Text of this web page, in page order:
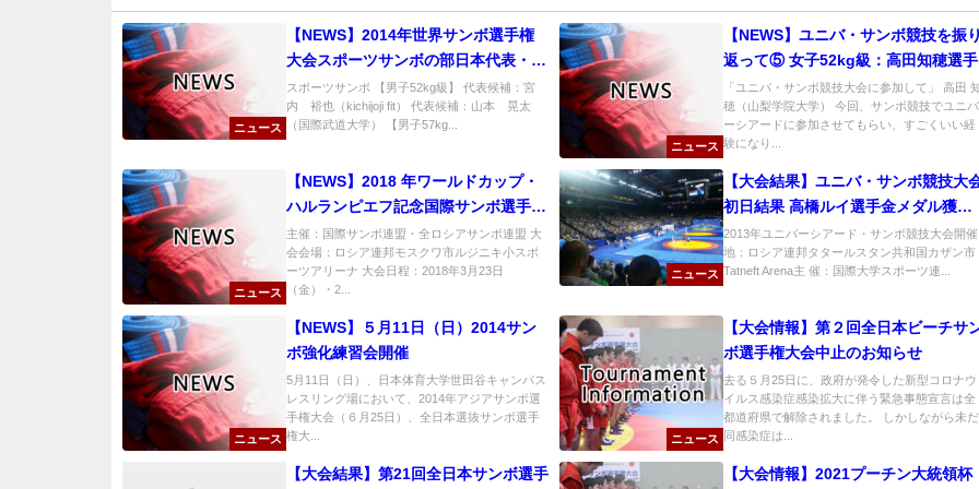
ニュース
【NEWS】2014年世界サンボ選手権
大会スポーツサンボの部日本代表・代
表候補・補欠選手
スポーツサンボ 【男子52kg級】 代表候補：宮
内 裕也（kichijoji fit） 代表候補：山本 晃太
（国際武道大学） 【男子57kg...
ニュース
【NEWS】ユニバ・サンボ競技を振り
返って⑤ 女子52kg級：高田知穂選手
「ユニバ・サンボ競技大会に参加して」 高田
穂（山梨学院大学） 今回、サンボ競技でユニバ
ーシアードに参加させてもらい、すごくいい経
験になり...
ニュース
【NEWS】2018 年ワールドカップ・
ハルランピエフ記念国際サンボ選手権
大会日本代表選手団
主催：国際サンボ連盟・全ロシアサンボ連盟 大
会会場：ロシア連邦モスクワ市ルジニキ小スポ
ーツアリーナ 大会日程：2018年3月23日
（金）・2...
ニュース
【大会結果】ユニバ・サンボ競技大
初日結果 高橋ルイ選手金メダル獲
得！
2013年ユニバーシアード・サンボ競技大会開催
地：ロシア連邦タタールスタン共和国カザン市
Tatneft Arena主 催：国際大学スポーツ連...
ニュース
【NEWS】５月11日（日）2014サン
ボ強化練習会開催
5月11日（日）、日本体育大学世田谷キャンパス
レスリング場において、2014年アジアサンボ選
手権大会（６月25日）、全日本選抜サンボ選手
権大...
ニュース
【大会情報】第２回全日本ビーチサ
ボ選手権大会中止のお知らせ
去る５月25日に、政府が発令した新型コロナウ
イルス感染症感染拡大に伴う緊急事態宣言は全
都道府県で解除されました。 しかしながら未だ
同感染症は...
【大会結果】第21回全日本サンボ選手 【大会情報】2021プーチン大統領杯